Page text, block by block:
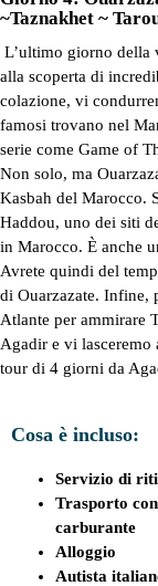
~Taznakhet ~
L’ultimo giorno della
alla scoperta di
colazione, vi
famosi trovano nel
serie come Game of
Non solo, ma
Kasbah del Marocco.
Haddou, uno dei siti
in Marocco. È anche
Avrete quindi del
di Ouarzazate. Infine,
Atlante per ammirare
Agadir e vi
tour di 4 giorni da
Cosa è incluso:
Servizio di
Trasporto
carburante
Alloggio
Autista